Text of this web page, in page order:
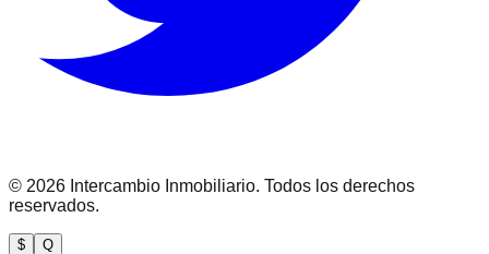
© 2026 Intercambio Inmobiliario. Todos los derechos
reservados.
$ Q